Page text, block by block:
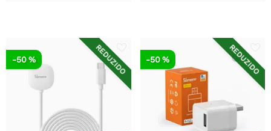
REDUZIDO
-50 % REDUZIDO
-50 %